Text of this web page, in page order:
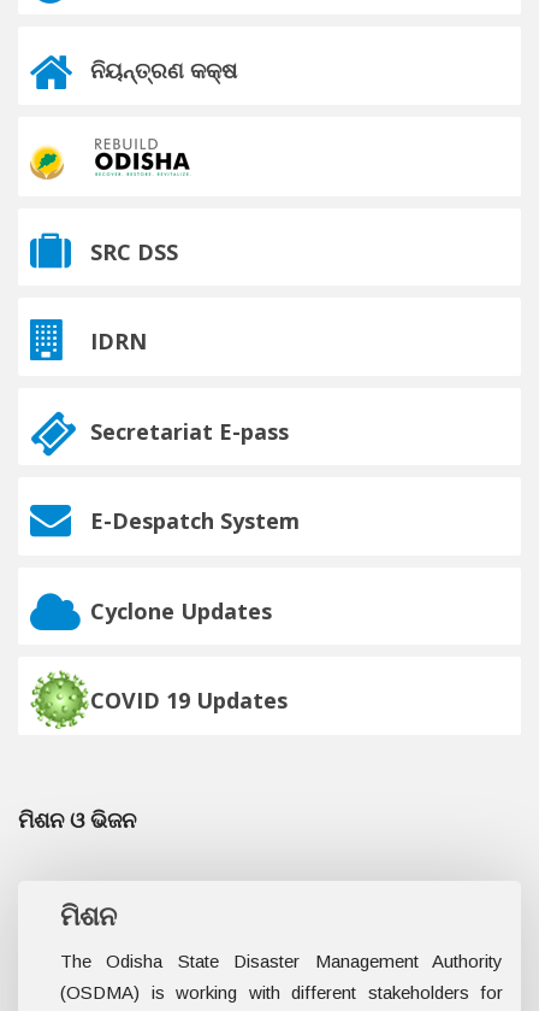
ନିୟନ୍ତ୍ରଣ କକ୍ଷ
SRC DSS
IDRN
Secretariat E-pass
E-Despatch System
Cyclone Updates
COVID 19 Updates
ମିଶନ ଓ ଭିଜନ
ମିଶନ
The Odisha State Disaster Management Authority
(OSDMA) is working with different stakeholders for